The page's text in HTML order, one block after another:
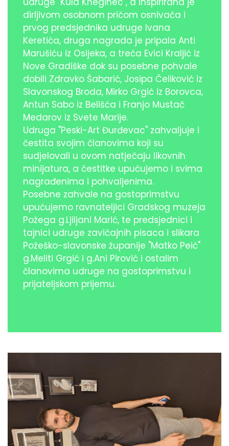
dirljivom osobnom pričom osnivača i
prvog predsjednika udruge Ivana
Keretića, druga nagrada je pripala Anti
Marušiću iz Osijeka, a treća Evici Kraljić iz
Nove Gradiške dok su posebne pohvale
dobili Zdravko Šabarić, Josipa Čeliković iz
Slavonskog Broda, Mirko Grgić iz Borovca,
Antun Sabo iz Belišća i Franjo Mustač
Medarov iz Svete Marije.
Udruga "Peski-Art Đurđevac" zahvaljuje i
čestita svojim članovima koji su
sudjelovali u ovom natječaju likovnih
minijatura, a čestitke upućujemo i svima
nagrađenima i pohvaljenima.
Posebne zahvale na gostoprimstvu
upućujemo ravnateljici Gradskog muzeja
Požega g.Ljiljani Marić, te predsjednici i
tajnici udruge zavičajnih pisaca i slikara
Požeško-slavonske županije "Matko Peić"
g.Meliti Grgić i g.Ani Pirović i ostalim
članovima udruge na gostoprimstvu i
prijateljskom prijemu.